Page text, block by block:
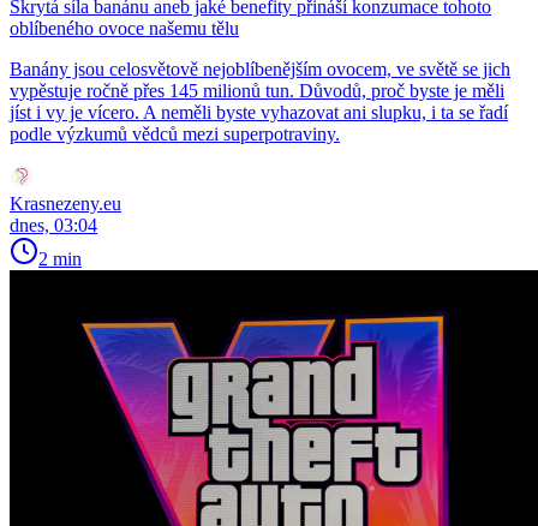
Skrytá síla banánu aneb jaké benefity přináší konzumace tohoto
oblíbeného ovoce našemu tělu
Banány jsou celosvětově nejoblíbenějším ovocem, ve světě se jich
vypěstuje ročně přes 145 milionů tun. Důvodů, proč byste je měli
jíst i vy je vícero. A neměli byste vyhazovat ani slupku, i ta se řadí
podle výzkumů vědců mezi superpotraviny.
Krasnezeny.eu
dnes, 03:04
2 min